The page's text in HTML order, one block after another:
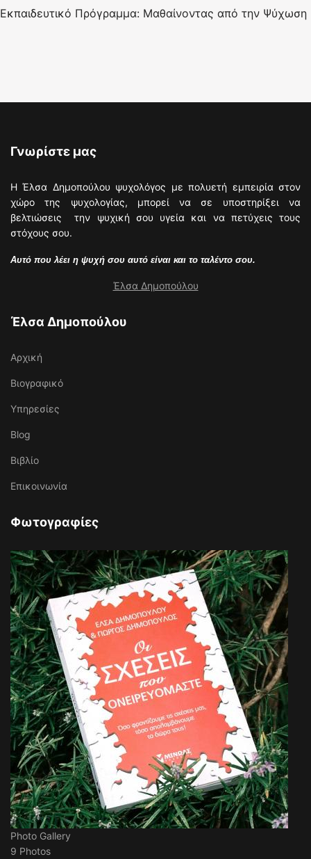
Εκπαιδευτικό Πρόγραμμα: Μαθαίνοντας από την Ψύχωση
Γνωρίστε μας
Η Έλσα Δημοπούλου ψυχολόγος με πολυετή εμπειρία στον
χώρο της ψυχολογίας, μπορεί να σε υποστηρίξει να
βελτιώσεις την ψυχική σου υγεία και να πετύχεις τους
στόχους σου.
Αυτό που λέει η ψυχή σου αυτό είναι και το ταλέντο σου.
Έλσα Δημοπούλου
Έλσα Δημοπούλου
Αρχική
Βιογραφικό
Υπηρεσίες
Blog
Βιβλίο
Επικοινωνία
Φωτογραφίες
Photo Gallery
9 Photos